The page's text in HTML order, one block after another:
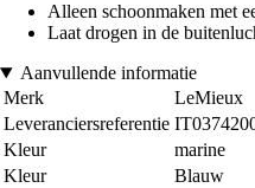
Alleen schoonmaken met
Laat drogen in de
Aanvullende informatie
Merk
LeMieux
Leveranciersreferentie
Kleur
marine
Kleur
Blauw